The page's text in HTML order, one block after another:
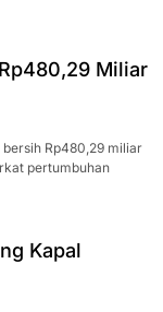
Miliar
Rp480,29 miliar
pertumbuhan
Kapal